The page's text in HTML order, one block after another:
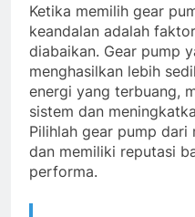
Ketika memilih gear
keandalan adalah
diabaikan. Gear pump
menghasilkan lebih
energi yang terbuang,
sistem dan
Pilihlah gear pump
dan memiliki reputasi
performa.